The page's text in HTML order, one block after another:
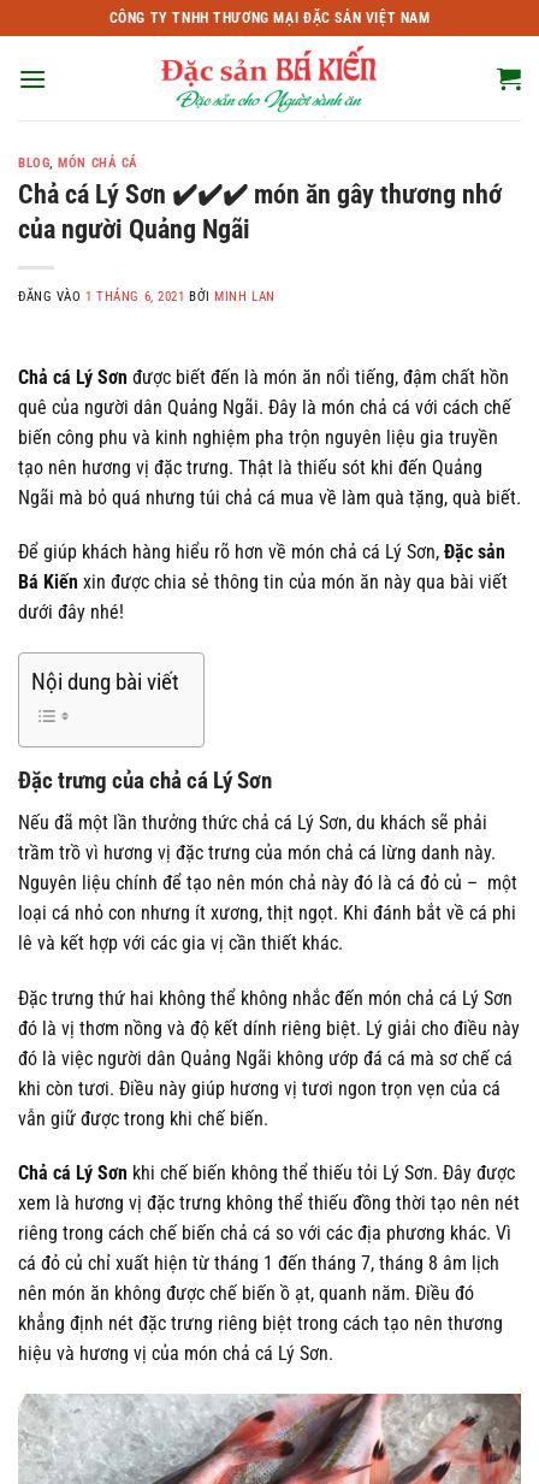
qua
nội
CÔNG TY TNHH THƯƠNG MẠI ĐẶC SẢN VIỆT NAM
BLOG,MÓN CHẢ CÁ
Chả cá Lý Sơn ✔️✔️✔️ món ăn gây thương nhớ
của người Quảng Ngãi
ĐĂNG VÀO1 THÁNG 6, 2021 BỞIMINH LAN
Chả cá Lý Sơn được biết đến là món ăn nổi tiếng, đậm chất hồn
quê của người dân Quảng Ngãi. Đây là món chả cá với cách chế
biến công phu và kinh nghiệm pha trộn nguyên liệu gia truyền
tạo nên hương vị đặc trưng. Thật là thiếu sót khi đến Quảng
Ngãi mà bỏ quá nhưng túi chả cá mua về làm quà tặng, quà biết.
Để giúp khách hàng hiểu rõ hơn về món chả cá Lý Sơn, Đặc sản
Bá Kiến xin được chia sẻ thông tin của món ăn này qua bài viết
dưới đây nhé!
Nội dung bài viết
Đặc trưng của chả cá Lý Sơn
Nếu đã một lần thưởng thức chả cá Lý Sơn, du khách sẽ phải
trầm trồ vì hương vị đặc trưng của món chả cá lừng danh này.
Nguyên liệu chính để tạo nên món chả này đó là cá đỏ củ – một
loại cá nhỏ con nhưng ít xương, thịt ngọt. Khi đánh bắt về cá phi
lê và kết hợp với các gia vị cần thiết khác.
Đặc trưng thứ hai không thể không nhắc đến món chả cá Lý Sơn
đó là vị thơm nồng và độ kết dính riêng biệt. Lý giải cho điều này
đó là việc người dân Quảng Ngãi không ướp đá cá mà sơ chế cá
khi còn tươi. Điều này giúp hương vị tươi ngon trọn vẹn của cá
vẫn giữ được trong khi chế biến.
Chả cá Lý Sơn khi chế biến không thể thiếu tỏi Lý Sơn. Đây được
xem là hương vị đặc trưng không thể thiếu đồng thời tạo nên nét
riêng trong cách chế biến chả cá so với các địa phương khác. Vì
cá đỏ củ chỉ xuất hiện từ tháng 1 đến tháng 7, tháng 8 âm lịch
nên món ăn không được chế biến ồ ạt, quanh năm. Điều đó
khẳng định nét đặc trưng riêng biệt trong cách tạo nên thương
hiệu và hương vị của món chả cá Lý Sơn.